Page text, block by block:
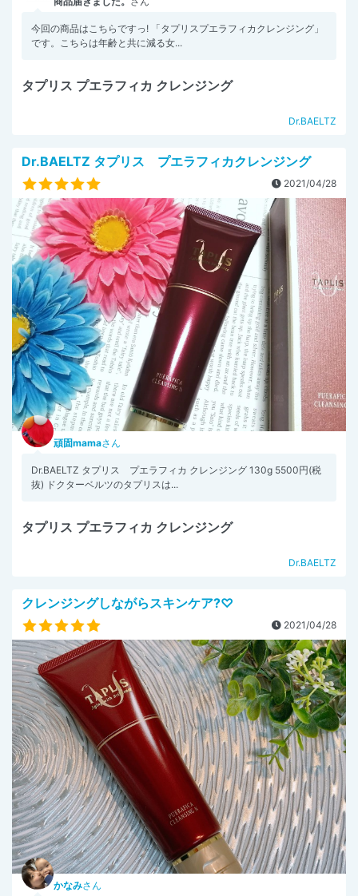
今回の商品はこちらですっ! 「タプリスプエラフィカクレンジング」
です。こちらは年齢と共に減る女...
タプリス プエラフィカ クレンジング
Dr.BAELTZ
Dr.BAELTZ タプリス プエラフィカクレンジング
2021/04/28
頑固mamaさん
Dr.BAELTZ タプリス プエラフィカ クレンジング 130g 5500円(税
抜) ドクターベルツのタプリスは...
タプリス プエラフィカ クレンジング
Dr.BAELTZ
クレンジングしながらスキンケア?♡
2021/04/28
かなみさん